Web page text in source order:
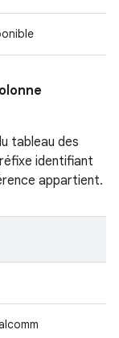
tableau des
identifiant
appartient.